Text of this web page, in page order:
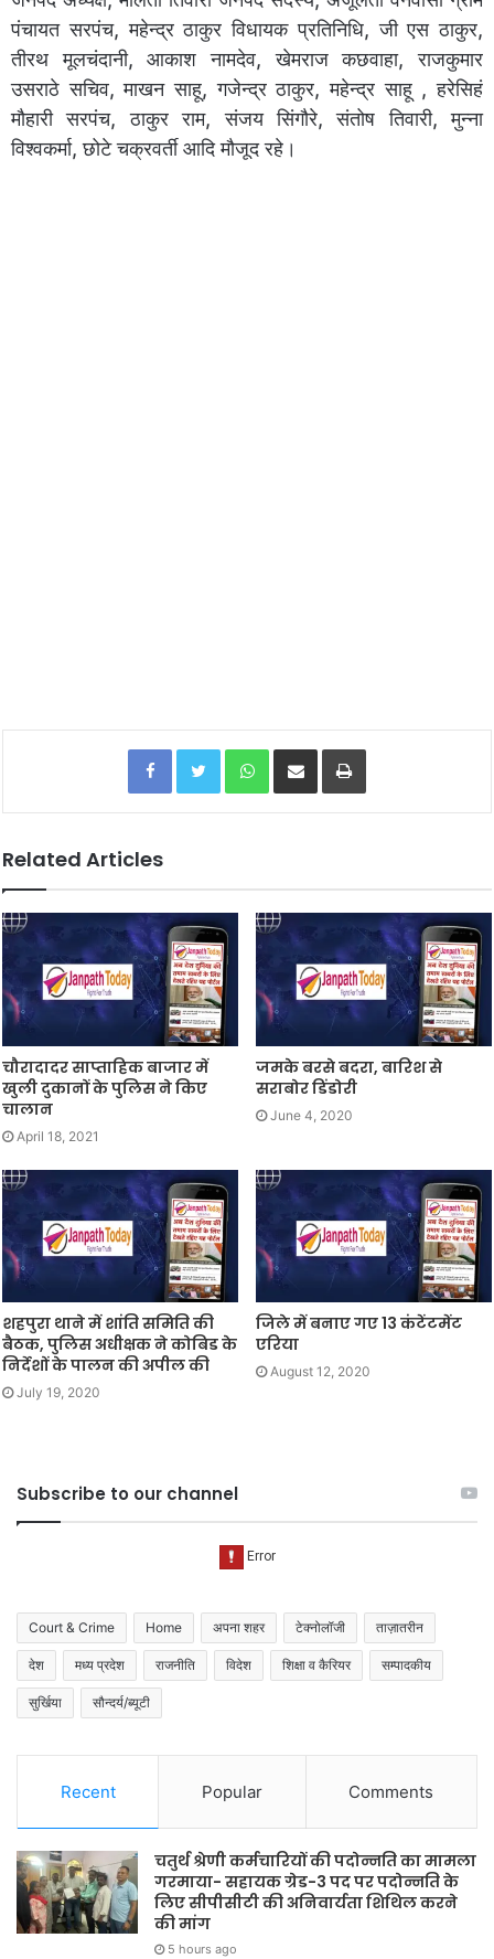
पंचायत सरपंच, महेन्द्र ठाकुर विधायक प्रतिनिधि, जी एस ठाकुर,
तीरथ मूलचंदानी, आकाश नामदेव, खेमराज कछवाहा, राजकुमार
उसराठे सचिव, माखन साहू, गजेन्द्र ठाकुर, महेन्द्र साहू , हरेसिहं
मौहारी सरपंच, ठाकुर राम, संजय सिंगौरे, संतोष तिवारी, मुन्ना
विश्वकर्मा, छोटे चक्रवर्ती आदि मौजूद रहे।
Facebook Twitter WhatsApp
Related Articles
चौरादादर साप्ताहिक बाजार में
खुली दुकानों के पुलिस ने किए
चालान
April 18, 2021
जमके बरसे बदरा, बारिश से
सराबोर डिंडोरी
June 4, 2020
शहपुरा थाने में शांति समिति की
बैठक, पुलिस अधीक्षक ने कोबिड के
निर्देशों के पालन की अपील की
July 19, 2020
जिले में बनाए गए 13 कंटेंटमेंट
एरिया
August 12, 2020
Subscribe to our channel
Court & Crime Home अपना शहर टेक्नोलॉजी ताज़ातरीन
देश मध्य प्रदेश राजनीति विदेश शिक्षा व कैरियर सम्पादकीय
सुर्खिया सौन्दर्य/ब्यूटी
Recent Popular Comments
चतुर्थ श्रेणी कर्मचारियों की पदोन्नति का मामला
गरमाया- सहायक ग्रेड-3 पद पर पदोन्नति के
लिए सीपीसीटी की अनिवार्यता शिथिल करने
की मांग
5 hours ago